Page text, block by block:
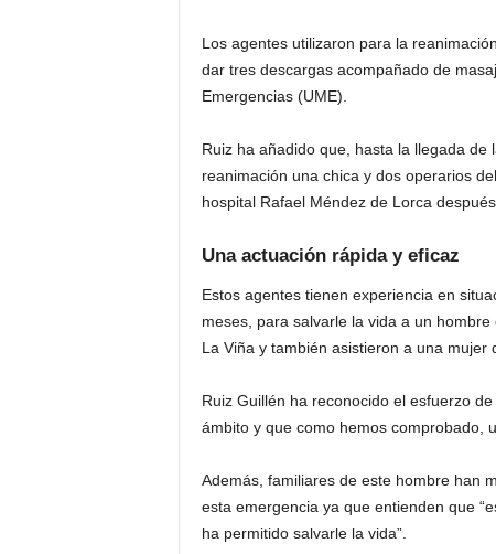
Los agentes utilizaron para la
dar tres descargas acompañado de
Emergencias (UME).
Ruiz ha añadido que, hasta la llegada
reanimación una chica y dos operarios
hospital Rafael Méndez de Lorca
Una actuación rápida y eficaz
Estos agentes tienen experiencia en
meses, para salvarle la vida a un
La Viña y también asistieron a una mujer
Ruiz Guillén ha reconocido el esfuerzo
ámbito y que como hemos comprobado,
Además, familiares de este hombre han
esta emergencia ya que entienden que
ha permitido salvarle la vida”.